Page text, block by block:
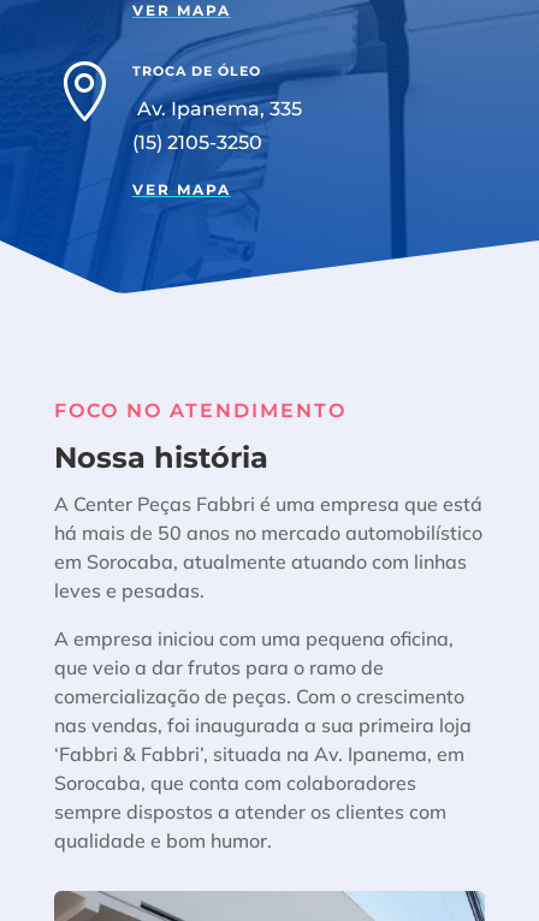
VER MAPA
 TROCA DE ÓLEO
Av. Ipanema, 335
(15) 2105-3250
VER MAPA
FOCO NO ATENDIMENTO
Nossa história
A Center Peças Fabbri é uma empresa que está
há mais de 50 anos no mercado automobilístico
em Sorocaba, atualmente atuando com linhas
leves e pesadas.
A empresa iniciou com uma pequena oficina,
que veio a dar frutos para o ramo de
comercialização de peças. Com o crescimento
nas vendas, foi inaugurada a sua primeira loja
‘Fabbri & Fabbri’, situada na Av. Ipanema, em
Sorocaba, que conta com colaboradores
sempre dispostos a atender os clientes com
qualidade e bom humor.